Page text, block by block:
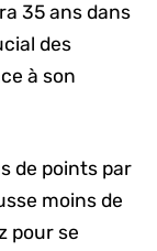
35 ans dans
des
à son
de points par
moins de
pour se